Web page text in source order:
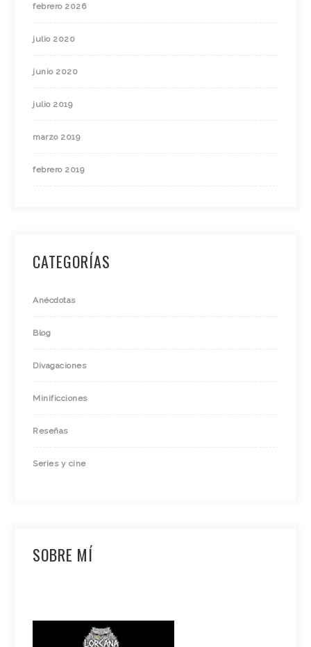
febrero 2026
julio 2020
junio 2020
julio 2019
marzo 2019
febrero 2019
CATEGORÍAS
Anécdotas
Blog
Divagaciones
Minificciones
Reseñas
Series y cine
SOBRE MÍ